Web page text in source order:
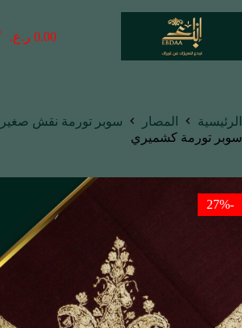
0.00 ر.ع.
الرئيسية المصار
سوبر تورمة نقش صغير
سوبر تورمة كشميري
-27%